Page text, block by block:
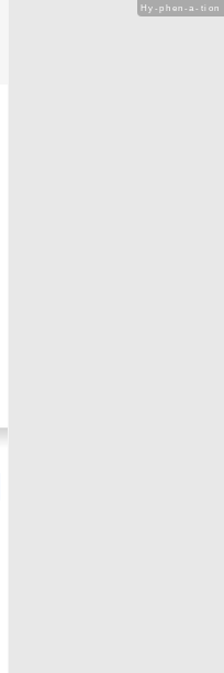
Hy-phen-a-tion